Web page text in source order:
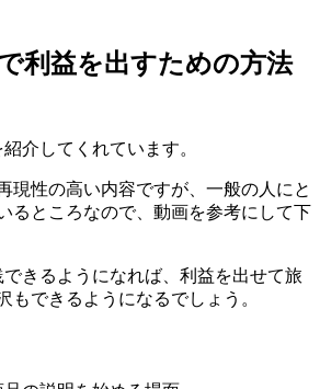
利益を出すための方法
介してくれています。
現性の高い内容ですが、一般の人にと
るところなので、動画を参考にして下
きるようになれば、利益を出せて旅
もできるようになるでしょう。